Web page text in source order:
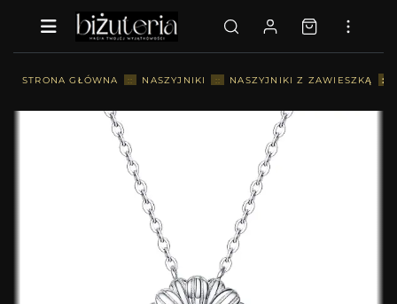
STRONA GŁÓWNA :: NASZYJNIKI :: NASZYJNIKI Z ZAWIESZKĄ ::